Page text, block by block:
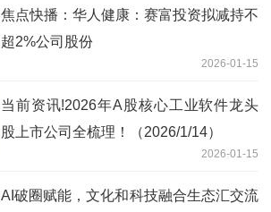
焦点快播：华人健康：赛富投资拟减持不
超2%公司股份
2026-01-15
当前资讯!2026年A股核心工业软件龙头
股上市公司全梳理！（2026/1/14）
2026-01-15
AI破圈赋能，文化和科技融合生态汇交流